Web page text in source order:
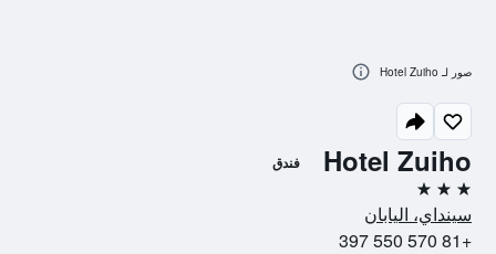
Hotel Zuiho فندق
3 نجوم
سينداي، اليابان
+81 570 550 397
صور لـ Hotel Zuiho